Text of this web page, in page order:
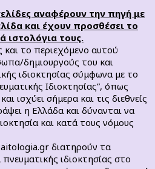
αναφέρουν την πηγή με
και έχουν προσθέσει το
ιστολόγια τους.
το περιεχόμενο αυτού
δημιουργούς του και
ιδιοκτησίας σύμφωνα με το
Ιδιοκτησίας”, όπως
ισχύει σήμερα και τις διεθνείς
η Ελλάδα και δύνανται να
και κατά τους νόμους
διατηρούν τα
ιδιοκτησίας στο